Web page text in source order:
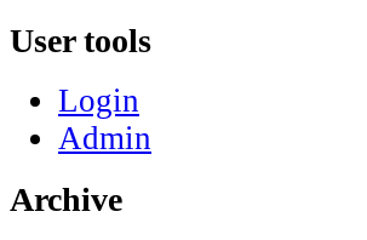
User tools
Login
Admin
Archive